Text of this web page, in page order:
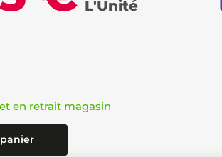
L'Unité
en retrait magasin